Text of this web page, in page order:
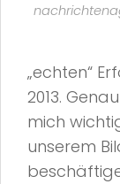
„echten“
2013.
mich
unserem